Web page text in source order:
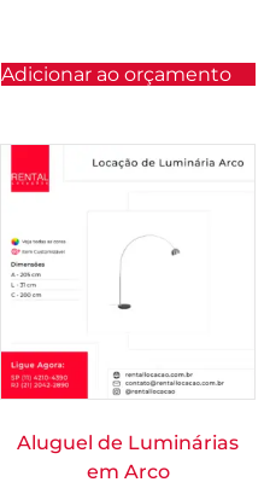
Adicionar ao orçamento
Aluguel de Luminárias
em Arco